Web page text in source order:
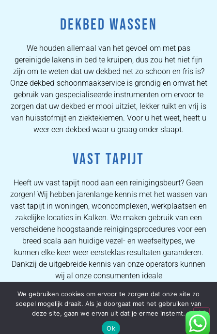
DEKBED WASSEN
We houden allemaal van het gevoel om met pas
gereinigde lakens in bed te kruipen, dus zou het niet fijn
zijn om te weten dat uw dekbed net zo schoon en fris is?
Onze dekbed-schoonmaakservice is grondig en omvat het
gebruik van gespecialiseerde instrumenten om ervoor te
zorgen dat uw dekbed er mooi uitziet, lekker ruikt en vrij is
van huisstofmijt en ziektekiemen. Voor u het weet, heeft u
weer een dekbed waar u graag onder slaapt.
VAST TAPIJT
Heeft uw vast tapijt nood aan een reinigingsbeurt? Geen
zorgen! Wij hebben jarenlange kennis met het wassen van
vast tapijt in woningen, wooncomplexen, werkplaatsen en
zakelijke locaties in Kalken. We maken gebruik van een
verscheidene hoogstaande reinigingsprocedures voor een
breed scala aan huidige vezel- en weefseltypes, we
kunnen elke keer weer eersteklas resultaten garanderen.
Dankzij de uitgebreide kennis van onze operators kunnen
wij al onze consumenten ideale
tapijtreinigingsresultaten verzekeren.
HERSTELLING VAN TAPIJTEN
We gebruiken cookies om ervoor te zorgen dat onze site zo
soepel mogelijk draait. Als je doorgaat met het gebruiken van
deze site, gaan we ervan uit dat je ermee instemt.
Ok